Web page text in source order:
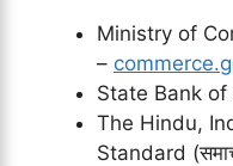
Ministry of
–
State Bank of
The Hindu,
Standard